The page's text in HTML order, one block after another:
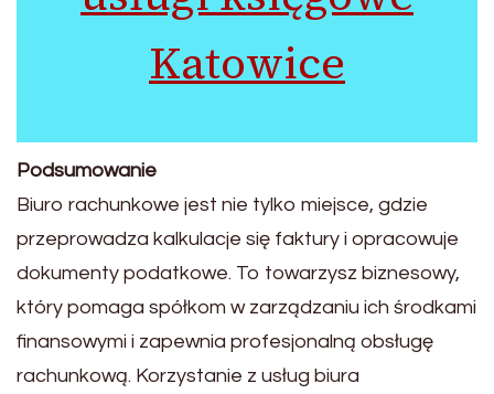
Katowice
Podsumowanie
Biuro rachunkowe jest nie tylko miejsce, gdzie
przeprowadza kalkulacje się faktury i opracowuje
dokumenty podatkowe. To towarzysz biznesowy,
który pomaga spółkom w zarządzaniu ich środkami
finansowymi i zapewnia profesjonalną obsługę
rachunkową. Korzystanie z usług biura